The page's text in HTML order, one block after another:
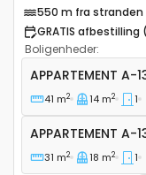
550 m fra stranden
GRATIS
Boligenheder:
Etværelses
APPARTEMENT A-
41 m2 14 m2 1
Appartement A-
APPARTEMENT A-
31 m2 18 m2 1